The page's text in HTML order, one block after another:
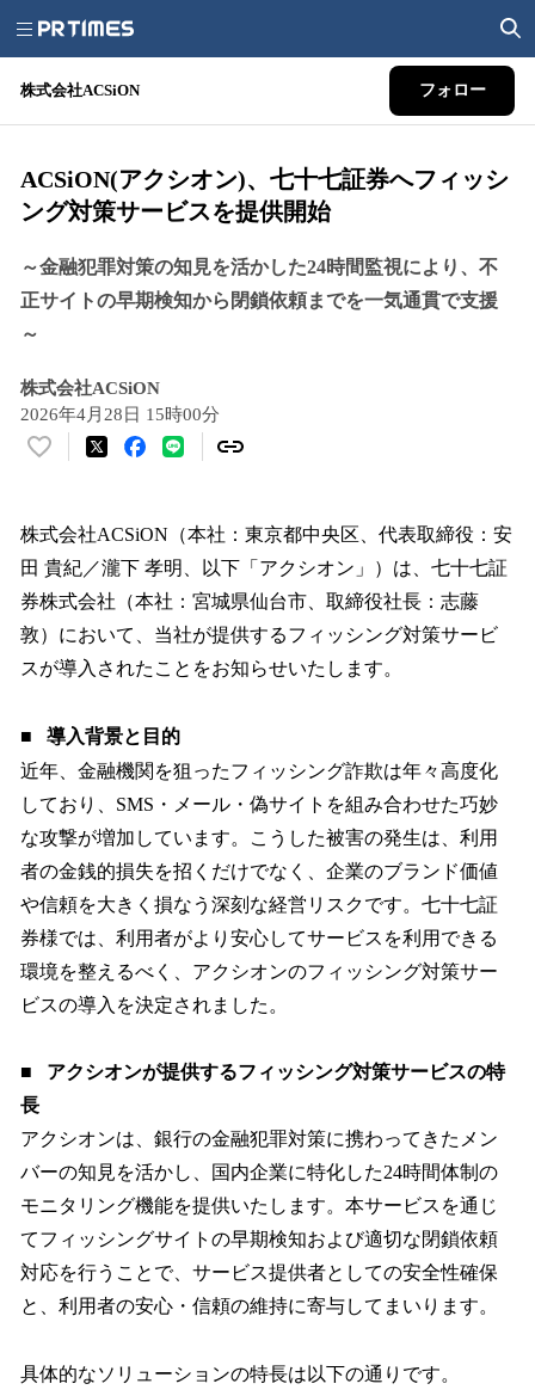
株式会社ACSiON フォロー
ACSiON(アクシオン)、七十七証券へフィッシ
ング対策サービスを提供開始
～金融犯罪対策の知見を活かした24時間監視により、不
正サイトの早期検知から閉鎖依頼までを一気通貫で支援
～
株式会社ACSiON
2026年4月28日 15時00分
い
！
数
を
読
み
込
み
で
す
株式会社ACSiON（本社：東京都中央区、代表取締役：安
田 貴紀／瀧下 孝明、以下「アクシオン」）は、七十七証
券株式会社（本社：宮城県仙台市、取締役社長：志藤
敦）において、当社が提供するフィッシング対策サービ
スが導入されたことをお知らせいたします。
■ 導入背景と目的
近年、金融機関を狙ったフィッシング詐欺は年々高度化
しており、SMS・メール・偽サイトを組み合わせた巧妙
な攻撃が増加しています。こうした被害の発生は、利用
者の金銭的損失を招くだけでなく、企業のブランド価値
や信頼を大きく損なう深刻な経営リスクです。七十七証
券様では、利用者がより安心してサービスを利用できる
環境を整えるべく、アクシオンのフィッシング対策サー
ビスの導入を決定されました。
■ アクシオンが提供するフィッシング対策サービスの特
長
アクシオンは、銀行の金融犯罪対策に携わってきたメン
バーの知見を活かし、国内企業に特化した24時間体制の
モニタリング機能を提供いたします。本サービスを通じ
てフィッシングサイトの早期検知および適切な閉鎖依頼
対応を行うことで、サービス提供者としての安全性確保
と、利用者の安心・信頼の維持に寄与してまいります。
具体的なソリューションの特長は以下の通りです。